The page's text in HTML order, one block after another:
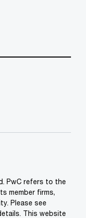
PwC refers to the
member firms,
Please see
This website